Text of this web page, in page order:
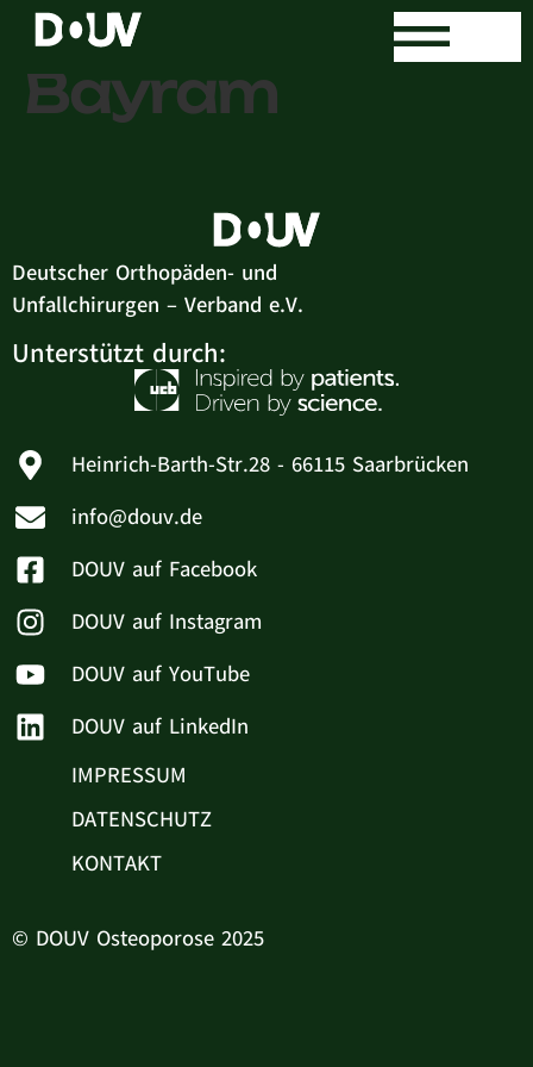
Dr. med. Ufuk
Bayram
Deutscher Orthopäden- und
Unfallchirurgen – Verband e.V.
Unterstützt durch:
Heinrich-Barth-Str.28 - 66115 Saarbrücken
info@douv.de
DOUV auf Facebook
DOUV auf Instagram
DOUV auf YouTube
DOUV auf LinkedIn
IMPRESSUM
DATENSCHUTZ
KONTAKT
© DOUV Osteoporose 2025